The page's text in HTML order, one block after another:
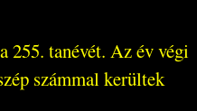
255. tanévét. Az év végi
számmal kerültek